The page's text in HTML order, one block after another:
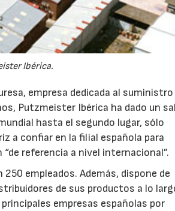
Ibérica.
empresa dedicada al suministro
Putzmeister Ibérica ha dado un
hasta el segundo lugar, sólo
a confiar en la filial española para
referencia a nivel internacional”.
empleados. Además, dispone de
de sus productos a lo
empresas españolas por